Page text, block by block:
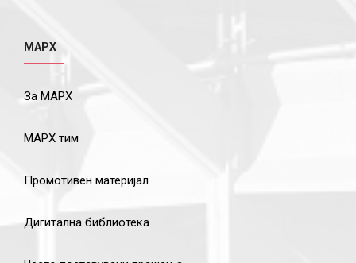
МАРХ
За МАРХ
МАРХ тим
Промотивен материјал
Дигитална библиотека